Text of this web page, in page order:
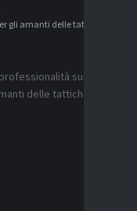
gli amanti delle tattiche
sui
delle tattiche